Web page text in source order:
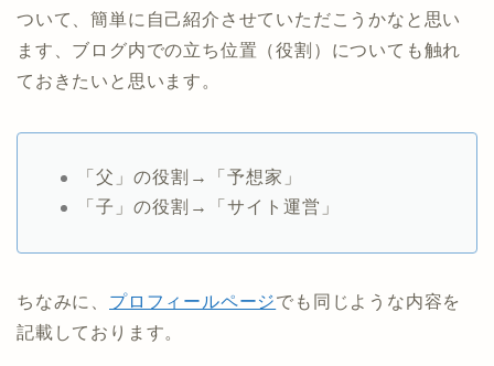
ついて、簡単に自己紹介させていただこうかなと思い
ます、ブログ内での立ち位置（役割）についても触れ
ておきたいと思います。
「父」の役割→「予想家」
「子」の役割→「サイト運営」
ちなみに、 プロフィールページでも同じような内容を
記載しております。